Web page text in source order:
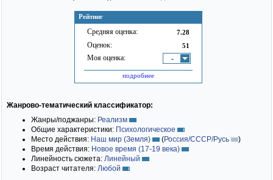
Рейтинг
Средняя оценка: 7.28
Оценок: 51
Моя оценка: -
подробнее
Жанрово-тематический классификатор:
Жанры/поджанры: Реализм
Общие характеристики: Психологическое
Место действия: Наш мир (Земля) (Россия/СССР/Русь
)
Время действия: Новое время (17-19 века)
Линейность сюжета: Линейный
Возраст читателя: Любой